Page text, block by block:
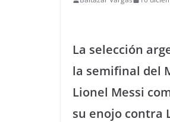
La selección
la semifinal del
Lionel Messi
su enojo contra